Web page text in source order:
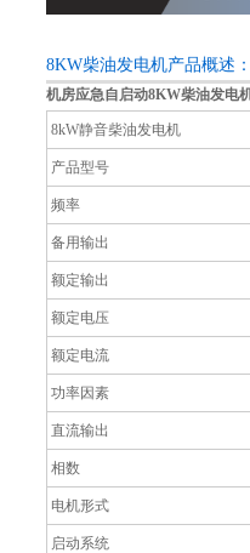
8KW柴油发电机产品概述
机房应急自启动8KW柴油发电
8kW静音柴油发电机
产品型号
频率
备用输出
额定输出
额定电压
额定电流
功率因素
直流输出
相数
电机形式
启动系统